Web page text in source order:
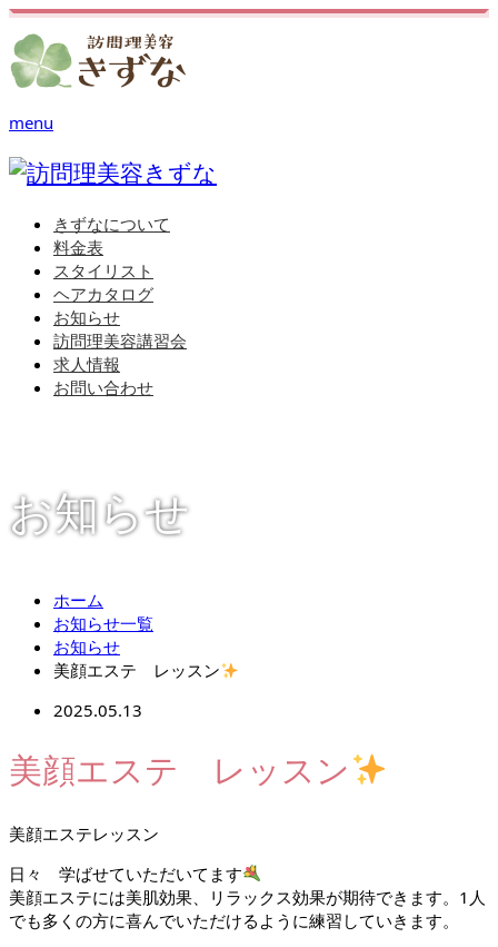
menu
きずなについて
料金表
スタイリスト
ヘアカタログ
お知らせ
訪問理美容講習会
求人情報
お問い合わせ
お知らせ
ホーム
お知らせ一覧
お知らせ
美顔エステ レッスン
2025.05.13
美顔エステ レッスン
美顔エステレッスン
日々 学ばせていただいてます
美顔エステには美肌効果、リラックス効果が期待できます。1人
でも多くの方に喜んでいただけるように練習していきます。